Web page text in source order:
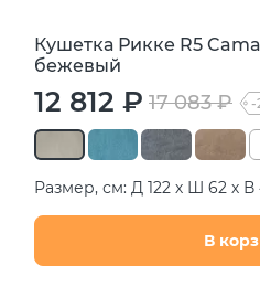
Кушетка Рикке R5
бежевый
12 812 ₽ 17 083 ₽ -
Размер, см: Д 122 х Ш 62 х В
В